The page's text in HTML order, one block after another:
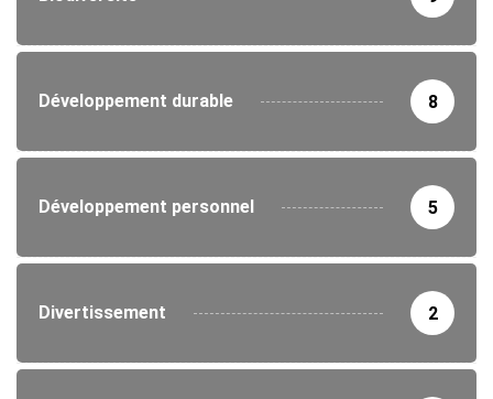
Développement durable 8
Développement personnel 5
Divertissement 2